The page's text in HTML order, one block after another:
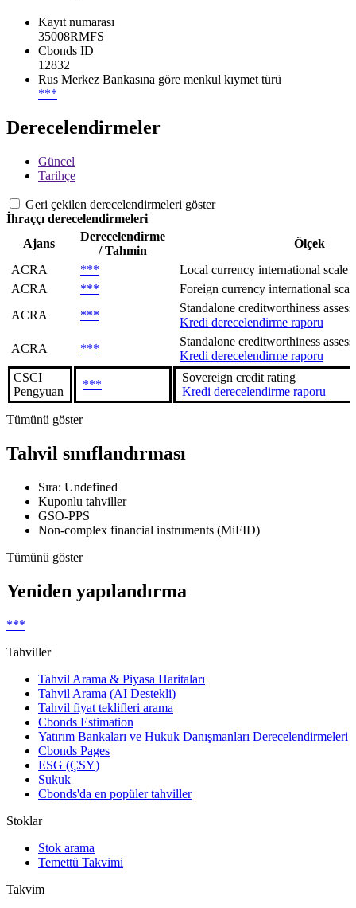
Kayıt numarası
35008RMFS
Cbonds ID
12832
Rus Merkez Bankasına göre menkul kıymet türü
***
Derecelendirmeler
Güncel
Tarihçe
Geri çekilen derecelendirmeleri göster
İhraççı derecelendirmeleri
Ajans
Derecelendirme
/ Tahmin
Ölçek
ACRA
***
Local currency international scale
ACRA
***
Foreign currency international
ACRA
***
Standalone creditworthiness
Kredi derecelendirme raporu
ACRA
***
Standalone creditworthiness
Kredi derecelendirme raporu
CSCI
Pengyuan
***
Sovereign сredit rating
Kredi derecelendirme raporu
Tümünü göster
Tahvil sınıflandırması
Sıra: Undefined
Kuponlu tahviller
GSO-PPS
Non-complex financial instruments (MiFID)
Tümünü göster
Yeniden yapılandırma
***
Tahviller
Tahvil Arama & Piyasa Haritaları
Tahvil Arama (AI Destekli)
Tahvil fiyat teklifleri arama
Cbonds Estimation
Yatırım Bankaları ve Hukuk Danışmanları Derecelendirmeleri
Cbonds Pages
ESG (ÇSY)
Sukuk
Cbonds'da en popüler tahviller
Stoklar
Stok arama
Temettü Takvimi
Takvim